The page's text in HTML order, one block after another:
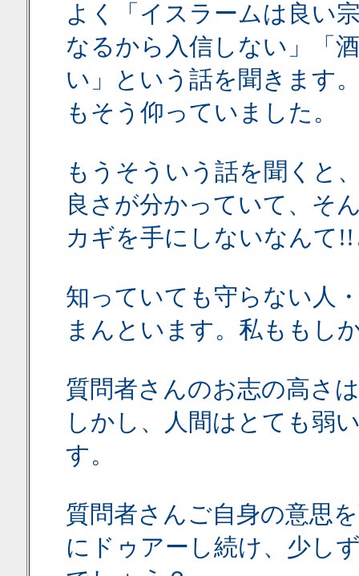
よく「イスラームは良い
なるから入信しない」「
い」という話を聞きます
もそう仰っていました。
もうそういう話を聞くと
良さが分かっていて、そ
カギを手にしないなんて!!
知っていても守らない人
まんといます。私ももし
質問者さんのお志の高さ
しかし、人間はとても弱
す。
質問者さんご自身の意思
にドゥアーし続け、少し